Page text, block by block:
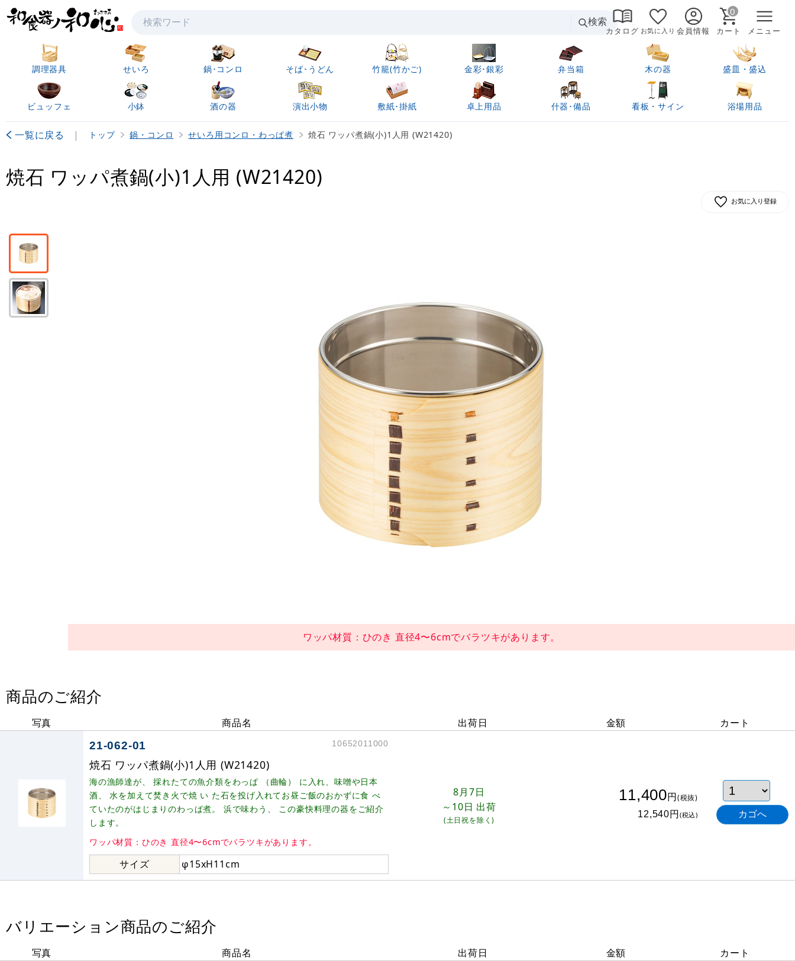
検索
検索
カタログ お気に入り 会員情報
0
カート メニュー
調理器具 せいろ 鍋･コンロ そば･うどん 竹籠(竹かご) 金彩･銀彩 弁当箱 木の器 盛皿・盛込
ビュッフェ 小鉢 酒の器 演出小物 敷紙･掛紙 卓上用品 什器･備品 看板・サイン 浴場用品
一覧に戻る | トップ 鍋・コンロ せいろ用コンロ・わっぱ煮 焼石 ワッパ煮鍋(小)1人用 (W21420)
焼石 ワッパ煮鍋(小)1人用 (W21420)
お気に入り登録
ワッパ材質：ひのき 直径4〜6cmでバラツキがあります。
商品のご紹介
写真 商品名 出荷日 金額 カート
21-062-01 10652011000
焼石 ワッパ煮鍋(小)1人用 (W21420)
海の漁師達が、 採れたての魚介類をわっぱ （曲輪） に入れ、味噌や日本
酒、 水を加えて焚き火で焼 い た石を投げ入れてお昼ご飯のおかずに食 べ
ていたのがはじまりのわっぱ煮。 浜で味わう、 この豪快料理の器をご紹介
します。
ワッパ材質：ひのき 直径4〜6cmでバラツキがあります。
サイズ φ15xH11cm
8月7日
～10日 出荷
(土日祝を除く)
11,400円(税抜)
12,540円(税込)
バリエーション商品のご紹介
写真 商品名 出荷日 金額 カート